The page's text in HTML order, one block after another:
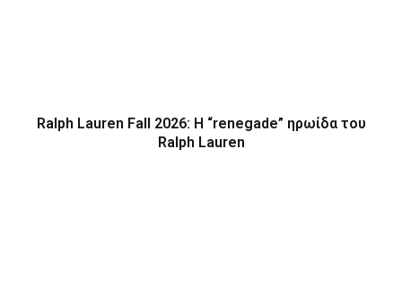
Ralph Lauren Fall 2026: Η “renegade” ηρωίδα του
Ralph Lauren